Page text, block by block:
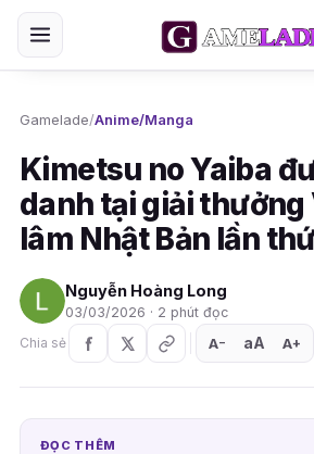
Gamelade/Anime/Manga
Kimetsu no Yaiba
danh tại giải thưởng
lâm Nhật Bản lần
Nguyễn Hoàng Long
03/03/2026 · 2 phút đọc
Chia sẻ
A− aA A+
ĐỌC THÊM